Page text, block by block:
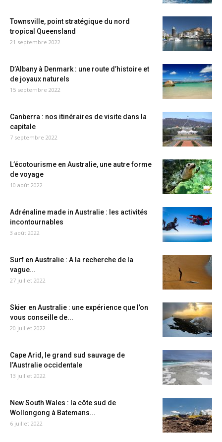
Townsville, point stratégique du nord
tropical Queensland
21 septembre 2022
D’Albany à Denmark : une route d’histoire et
de joyaux naturels
15 septembre 2022
Canberra : nos itinéraires de visite dans la
capitale
7 septembre 2022
L’écotourisme en Australie, une autre forme
de voyage
10 août 2022
Adrénaline made in Australie : les activités
incontournables
3 août 2022
Surf en Australie : A la recherche de la
vague...
27 juillet 2022
Skier en Australie : une expérience que l’on
vous conseille de...
20 juillet 2022
Cape Arid, le grand sud sauvage de
l’Australie occidentale
13 juillet 2022
New South Wales : la côte sud de
Wollongong à Batemans...
6 juillet 2022